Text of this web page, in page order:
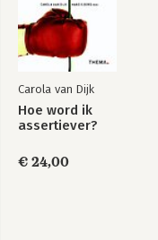
Carola van Dijk
Hoe word ik
assertiever?
€ 24,00